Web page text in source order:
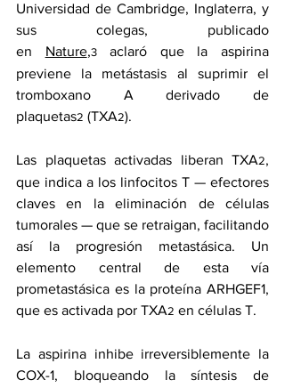
Universidad de Cambridge, Inglaterra, y
sus colegas, publicado
en Nature,3 aclaró que la aspirina
previene la metástasis al suprimir el
tromboxano A derivado de
plaquetas2 (TXA2).
Las plaquetas activadas liberan TXA2,
que indica a los linfocitos T — efectores
claves en la eliminación de células
tumorales — que se retraigan, facilitando
así la progresión metastásica. Un
elemento central de esta vía
prometastásica es la proteína ARHGEF1,
que es activada por TXA2 en células T.
La aspirina inhibe irreversiblemente la
COX-1, bloqueando la síntesis de